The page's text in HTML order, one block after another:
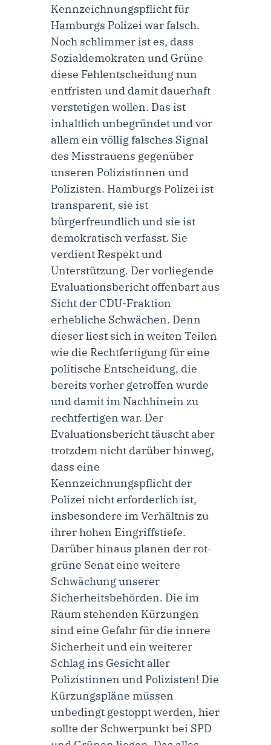
Kennzeichnungspflicht für
Hamburgs Polizei war falsch.
Noch schlimmer ist es, dass
Sozialdemokraten und Grüne
diese Fehlentscheidung nun
entfristen und damit dauerhaft
verstetigen wollen. Das ist
inhaltlich unbegründet und vor
allem ein völlig falsches Signal
des Misstrauens gegenüber
unseren Polizistinnen und
Polizisten. Hamburgs Polizei ist
transparent, sie ist
bürgerfreundlich und sie ist
demokratisch verfasst. Sie
verdient Respekt und
Unterstützung. Der vorliegende
Evaluationsbericht offenbart aus
Sicht der CDU-Fraktion
erhebliche Schwächen. Denn
dieser liest sich in weiten Teilen
wie die Rechtfertigung für eine
politische Entscheidung, die
bereits vorher getroffen wurde
und damit im Nachhinein zu
rechtfertigen war. Der
Evaluationsbericht täuscht aber
trotzdem nicht darüber hinweg,
dass eine
Kennzeichnungspflicht der
Polizei nicht erforderlich ist,
insbesondere im Verhältnis zu
ihrer hohen Eingriffstiefe.
Darüber hinaus planen der rot-
grüne Senat eine weitere
Schwächung unserer
Sicherheitsbehörden. Die im
Raum stehenden Kürzungen
sind eine Gefahr für die innere
Sicherheit und ein weiterer
Schlag ins Gesicht aller
Polizistinnen und Polizisten! Die
Kürzungspläne müssen
unbedingt gestoppt werden, hier
sollte der Schwerpunkt bei SPD